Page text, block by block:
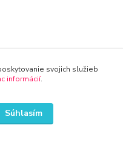
svojich služieb
informácií.
Súhlasím